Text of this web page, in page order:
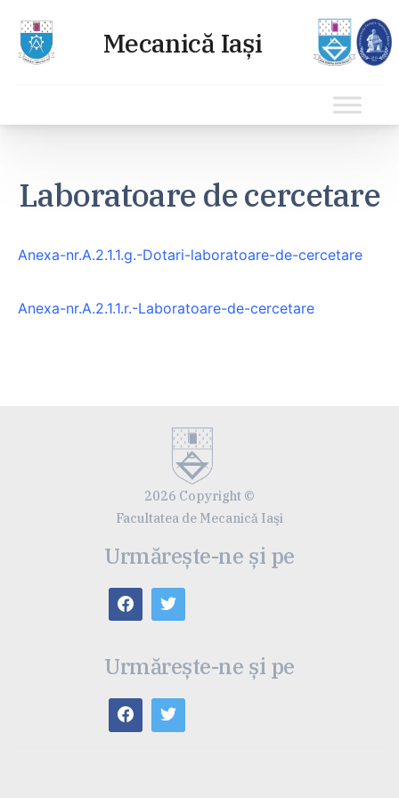
conținut
Laboratoare de cercetare
Anexa-nr.A.2.1.1.g.-Dotari-laboratoare-de-cercetare
Anexa-nr.A.2.1.1.r.-Laboratoare-de-cercetare
2026 Copyright ©
Facultatea de Mecanică Iaşi
Urmărește-ne și pe
Urmărește-ne și pe